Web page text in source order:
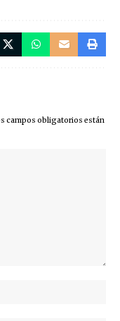
campos obligatorios están